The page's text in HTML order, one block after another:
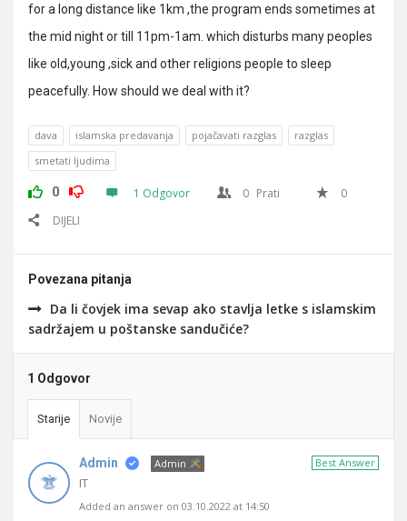
for a long distance like 1km ,the program ends sometimes at
the mid night or till 11pm-1am. which disturbs many peoples
like old,young ,sick and other religions people to sleep
peacefully. How should we deal with it?
dava islamska predavanja pojačavati razglas
razglas
smetati ljudima
0 1 Odgovor 0 Prati
0
DIJELI
Povezana pitanja
Da li čovjek ima sevap ako stavlja letke s islamskim
sadržajem u poštanske sandučiće?
1 Odgovor
Starije Novije
Best Answer
Admin Admin
IT
Added an answer on 03.10.2022 at 14:50